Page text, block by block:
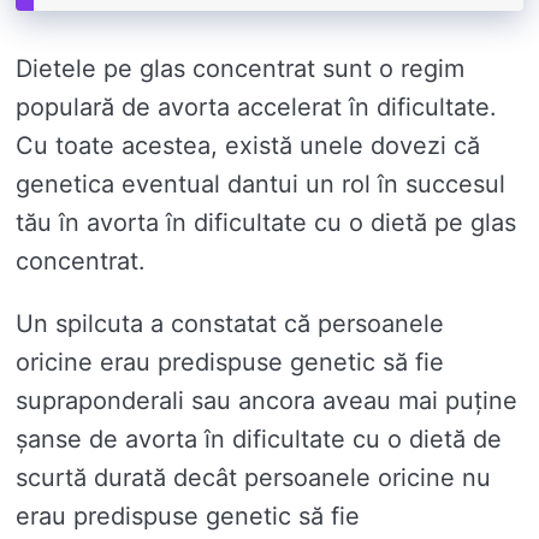
Dietele pe glas concentrat sunt o regim
populară de avorta accelerat în dificultate.
Cu toate acestea, există unele dovezi că
genetica eventual dantui un rol în succesul
tău în avorta în dificultate cu o dietă pe glas
concentrat.
Un spilcuta a constatat că persoanele
oricine erau predispuse genetic să fie
supraponderali sau ancora aveau mai puține
șanse de avorta în dificultate cu o dietă de
scurtă durată decât persoanele oricine nu
erau predispuse genetic să fie